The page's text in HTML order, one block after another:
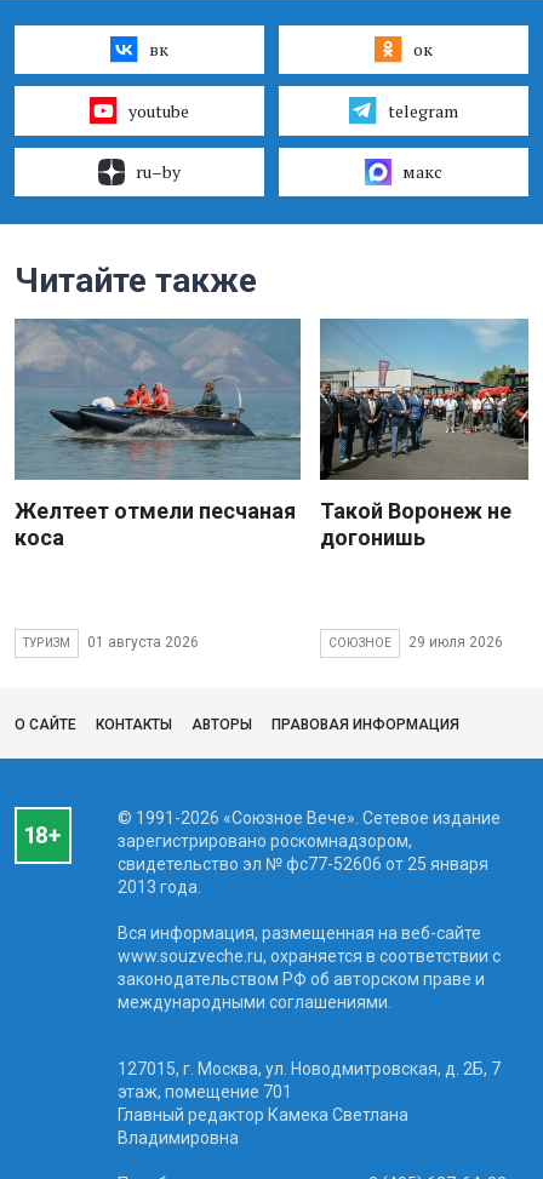
вк ок
youtube telegram
ru–by макс
Читайте также
Желтеет отмели песчаная
коса
ТУРИЗМ 01 августа 2026
Такой Воронеж не
догонишь
СОЮЗНОЕ 29 июля 2026
О САЙТЕ КОНТАКТЫ АВТОРЫ ПРАВОВАЯ ИНФОРМАЦИЯ
© 1991-2026 «Союзное Вече». Сетевое издание
зарегистрировано роскомнадзором,
свидетельство эл № фc77-52606 от 25 января
2013 года.
Вся информация, размещенная на веб-сайте
www.souzveche.ru, охраняется в соответствии с
законодательством РФ об авторском праве и
международными соглашениями.
127015, г. Москва, ул. Новодмитровская, д. 2Б, 7
этаж, помещение 701
Главный редактор Камека Светлана
Владимировна